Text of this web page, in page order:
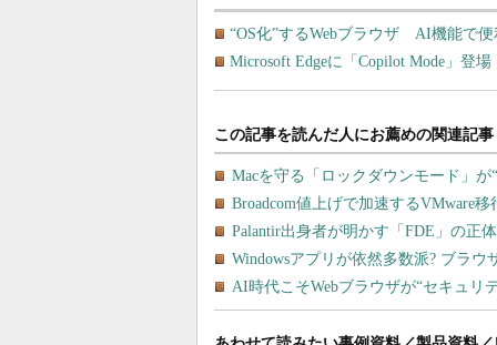
“OS化”するWebブラウザ AI機能で
Microsoft Edgeに「Copilot Mode」登